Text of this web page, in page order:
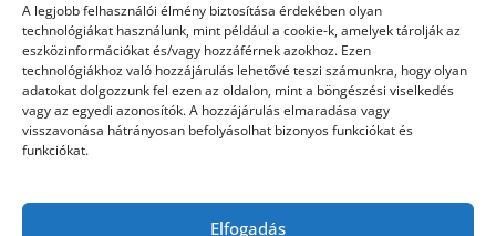
A legjobb felhasználói élmény biztosítása érdekében olyan
technológiákat használunk, mint például a cookie-k, amelyek tárolják az
eszközinformációkat és/vagy hozzáférnek azokhoz. Ezen
technológiákhoz való hozzájárulás lehetővé teszi számunkra, hogy olyan
adatokat dolgozzunk fel ezen az oldalon, mint a böngészési viselkedés
vagy az egyedi azonosítók. A hozzájárulás elmaradása vagy
visszavonása hátrányosan befolyásolhat bizonyos funkciókat és
funkciókat.
Elfogadás
Szolgáltatás
Vásárlás
Webáruházak